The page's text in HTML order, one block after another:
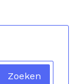
Zoeken